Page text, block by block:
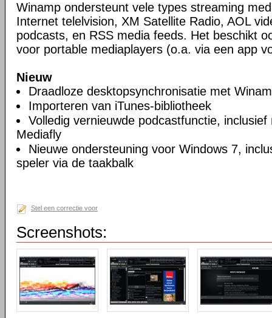
Winamp ondersteunt vele types streaming
Internet telelvision, XM Satellite Radio, AOL
podcasts, en RSS media feeds. Het beschikt
voor portable mediaplayers (o.a. via een app
Nieuw
Draadloze desktopsynchronisatie met
Importeren van iTunes-bibliotheek
Volledig vernieuwde podcastfunctie,
Mediafly
Nieuwe ondersteuning voor Windows 7,
speler via de taakbalk
Stel een correctie voor
Screenshots: